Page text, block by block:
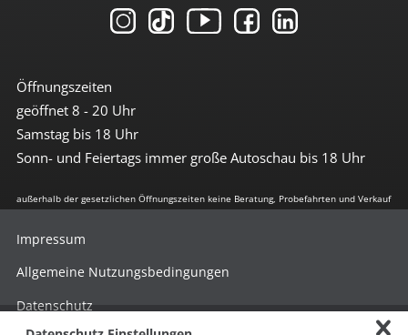
Öffnungszeiten
geöffnet 8 - 20 Uhr
Samstag bis 18 Uhr
Sonn- und Feiertags immer große Autoschau bis 18 Uhr
außerhalb der gesetzlichen Öffnungszeiten keine Beratung, Probefahrten und Verkauf
Impressum
Allgemeine Nutzungsbedingungen
Datenschutz